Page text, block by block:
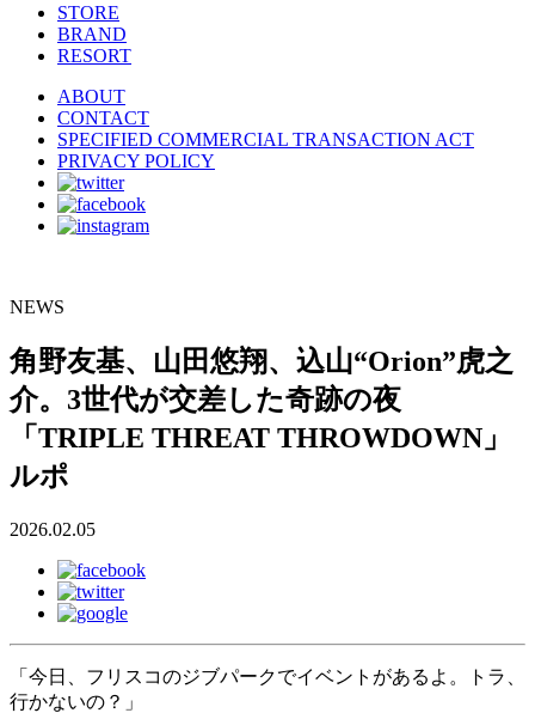
STORE
BRAND
RESORT
ABOUT
CONTACT
SPECIFIED COMMERCIAL TRANSACTION ACT
PRIVACY POLICY
NEWS
角野友基、山田悠翔、込山“Orion”虎之
介。3世代が交差した奇跡の夜
「TRIPLE THREAT THROWDOWN」
ルポ
2026.02.05
「今日、フリスコのジブパークでイベントがあるよ。トラ、
行かないの？」